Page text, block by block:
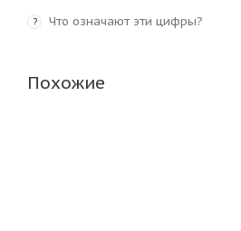
? Что означают эти цифры?
Похожие